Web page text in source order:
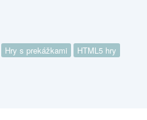
Hry s prekážkami HTML5 hry